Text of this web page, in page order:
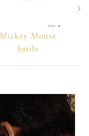
Mickey Mouse
Smile